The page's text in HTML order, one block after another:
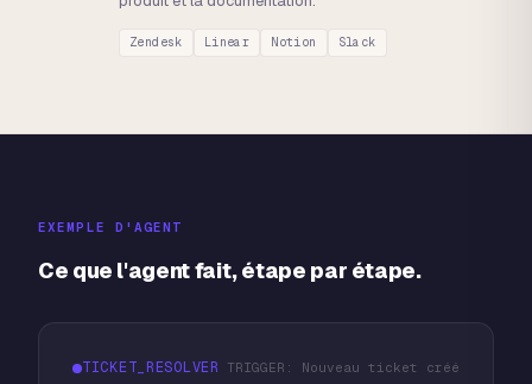
Zendesk Linear Notion Slack
EXEMPLE D'AGENT
Ce que l'agent fait, étape par étape.
TICKET_RESOLVER TRIGGER: Nouveau ticket créé